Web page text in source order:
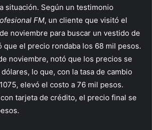
situación. Según un testimonio
FM, un cliente que visitó el
noviembre para buscar un vestido de
que el precio rondaba los 68 mil pesos.
noviembre, notó que los precios se
lo que, con la tasa de cambio
elevó el costo a 76 mil pesos.
tarjeta de crédito, el precio final se